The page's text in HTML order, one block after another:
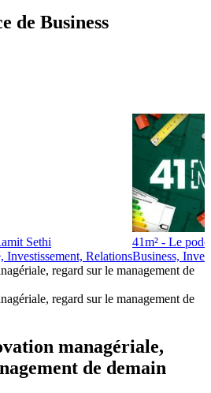
de Business
Sethi
Investissement, Relations
41m² - Le
Business,
regard sur le management de
regard sur le management de
managériale,
de demain